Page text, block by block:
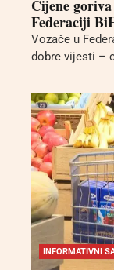
Cijene
Federaciji
Vozače u
dobre vijesti –
INFORMATIVNI